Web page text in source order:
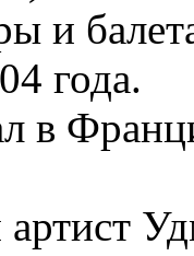
и
года.
в